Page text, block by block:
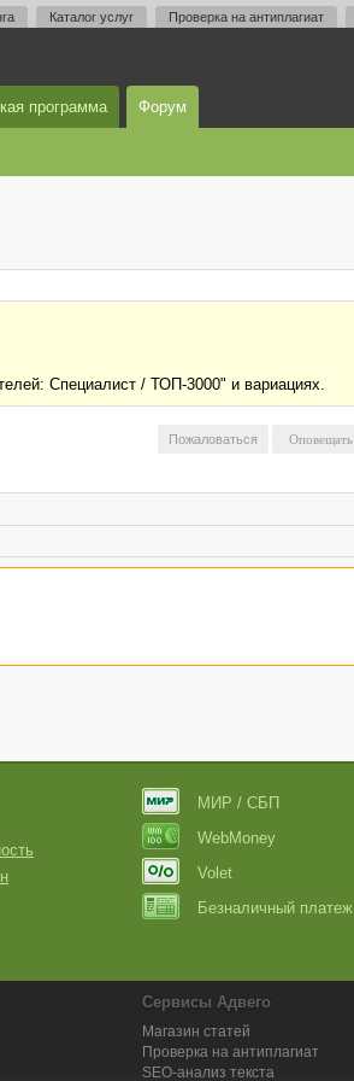
Каталог услуг Проверка на антиплагиат
программа Форум
Специалист / ТОП-3000" и вариациях.
Пожаловаться
МИР / СБП
WebMoney
Volet
Безналичный платеж
Сервисы Адвего
Магазин статей
Проверка на антиплагиат
SEO-анализ текста